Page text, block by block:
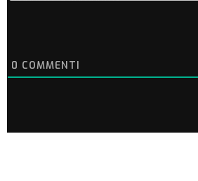
0 COMMENTI